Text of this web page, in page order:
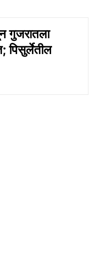
गुजरातला
पिसुर्लेतील